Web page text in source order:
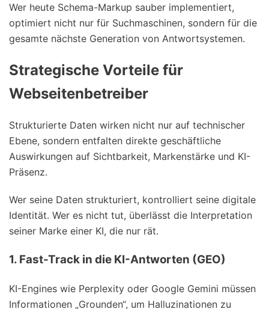
Wer heute Schema-Markup sauber implementiert,
optimiert nicht nur für Suchmaschinen, sondern für die
gesamte nächste Generation von Antwortsystemen.
Strategische Vorteile für
Webseitenbetreiber
Strukturierte Daten wirken nicht nur auf technischer
Ebene, sondern entfalten direkte geschäftliche
Auswirkungen auf Sichtbarkeit, Markenstärke und KI-
Präsenz.
Wer seine Daten strukturiert, kontrolliert seine digitale
Identität. Wer es nicht tut, überlässt die Interpretation
seiner Marke einer KI, die nur rät.
1. Fast-Track in die KI-Antworten (GEO)
KI-Engines wie Perplexity oder Google Gemini müssen
Informationen „Grounden“, um Halluzinationen zu